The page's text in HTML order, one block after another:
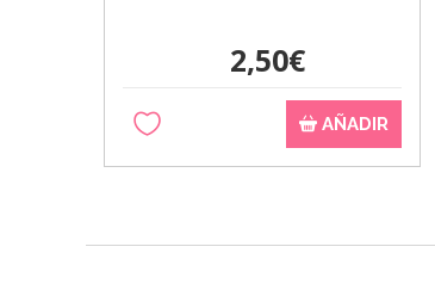
2,50€
AÑADIR